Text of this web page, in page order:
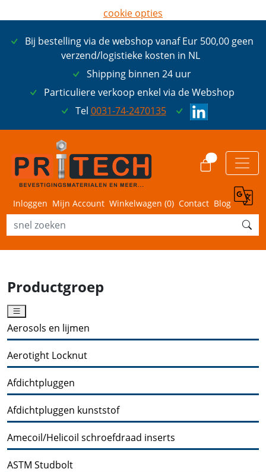
Bij bestelling via de webshop vanaf Eur 500,00 geen
verzend/logistieke kosten in NL
Shipping binnen 24 uur
Particuliere verkoop enkel via de Webshop
Tel 0031-74-2470135
Inloggen Mijn Account Winkelwagen (0) Contact Blog
Productgroep
Aerosols en lijmen
Aerotight Locknut
Afdichtpluggen
Afdichtpluggen kunststof
Amecoil/Helicoil schroefdraad inserts
ASTM Studbolt
cookie opties
ik ga akkoord met cookies